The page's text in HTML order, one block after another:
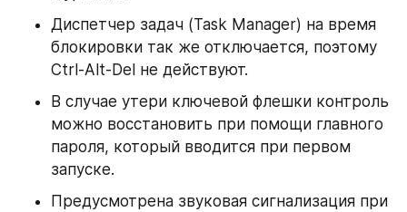
Диспетчер задач (Task Manager) на время
блокировки так же отключается, поэтому
Ctrl-Alt-Del не действуют.
В случае утери ключевой флешки контроль
можно восстановить при помощи главного
пароля, который вводится при первом
запуске.
Предусмотрена звуковая сигнализация при